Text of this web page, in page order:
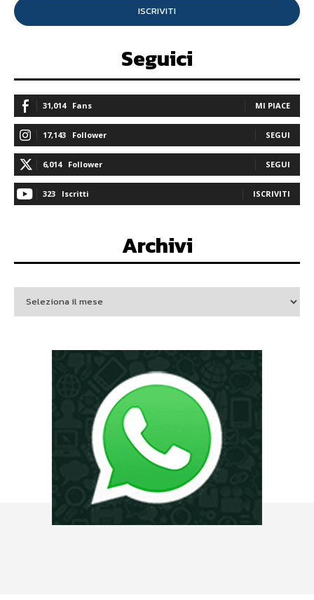
ISCRIVITI
Seguici
31,014 Fans MI PIACE
17,143 Follower SEGUI
6,014 Follower SEGUI
323 Iscritti ISCRIVITI
Archivi